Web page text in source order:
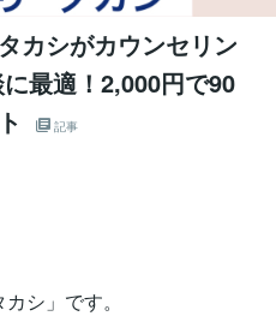
カシがカウンセリン
最適！2,000円で90
記事
シ」です。